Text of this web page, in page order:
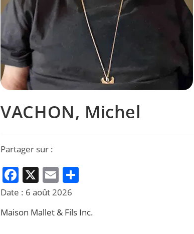
VACHON, Michel
Partager sur :
F
a
c
e
X E
m
ai
l
ta
g
Date : 6 août 2026
Maison Mallet & Fils Inc.